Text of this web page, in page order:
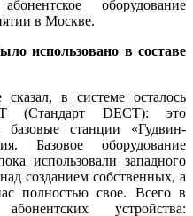
оборудование
в Москве.
использовано в составе
в системе осталось
(Стандарт DECT): это
базовые станции «Гудвин-
Базовое оборудование
использовали западного
созданием собственных, а
полностью свое. Всего в
устройства: